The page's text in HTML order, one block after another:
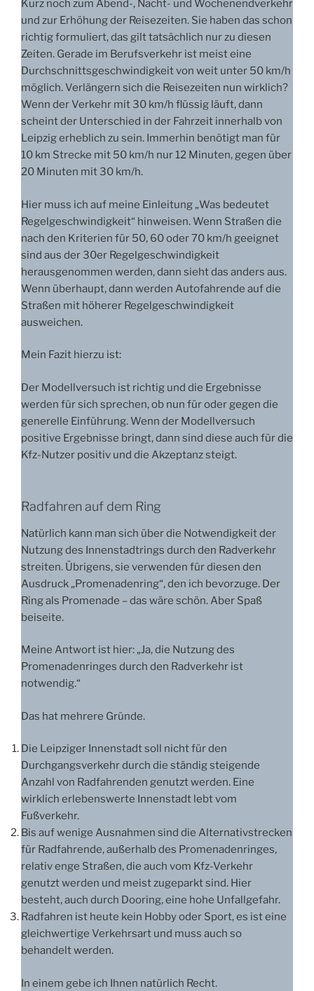
Kurz noch zum Abend-, Nacht- und Wochenendverkehr
und zur Erhöhung der Reisezeiten. Sie haben das schon
richtig formuliert, das gilt tatsächlich nur zu diesen
Zeiten. Gerade im Berufsverkehr ist meist eine
Durchschnittsgeschwindigkeit von weit unter 50 km/h
möglich. Verlängern sich die Reisezeiten nun wirklich?
Wenn der Verkehr mit 30 km/h flüssig läuft, dann
scheint der Unterschied in der Fahrzeit innerhalb von
Leipzig erheblich zu sein. Immerhin benötigt man für
10 km Strecke mit 50 km/h nur 12 Minuten, gegen über
20 Minuten mit 30 km/h.
Hier muss ich auf meine Einleitung „Was bedeutet
Regelgeschwindigkeit“ hinweisen. Wenn Straßen die
nach den Kriterien für 50, 60 oder 70 km/h geeignet
sind aus der 30er Regelgeschwindigkeit
herausgenommen werden, dann sieht das anders aus.
Wenn überhaupt, dann werden Autofahrende auf die
Straßen mit höherer Regelgeschwindigkeit
ausweichen.
Mein Fazit hierzu ist:
Der Modellversuch ist richtig und die Ergebnisse
werden für sich sprechen, ob nun für oder gegen die
generelle Einführung. Wenn der Modellversuch
positive Ergebnisse bringt, dann sind diese auch für die
Kfz-Nutzer positiv und die Akzeptanz steigt.
Radfahren auf dem Ring
Natürlich kann man sich über die Notwendigkeit der
Nutzung des Innenstadtrings durch den Radverkehr
streiten. Übrigens, sie verwenden für diesen den
Ausdruck „Promenadenring“, den ich bevorzuge. Der
Ring als Promenade – das wäre schön. Aber Spaß
beiseite.
Meine Antwort ist hier: „Ja, die Nutzung des
Promenadenringes durch den Radverkehr ist
notwendig.“
Das hat mehrere Gründe.
Die Leipziger Innenstadt soll nicht für den
Durchgangsverkehr durch die ständig steigende
Anzahl von Radfahrenden genutzt werden. Eine
wirklich erlebenswerte Innenstadt lebt vom
Fußverkehr.
Bis auf wenige Ausnahmen sind die Alternativstrecken
für Radfahrende, außerhalb des Promenadenringes,
relativ enge Straßen, die auch vom Kfz-Verkehr
genutzt werden und meist zugeparkt sind. Hier
besteht, auch durch Dooring, eine hohe Unfallgefahr.
Radfahren ist heute kein Hobby oder Sport, es ist eine
gleichwertige Verkehrsart und muss auch so
behandelt werden.
In einem gebe ich Ihnen natürlich Recht.